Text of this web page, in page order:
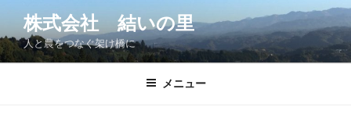
テ
ン
株式会社 結いの里
人と農をつなぐ架け橋に
メニュー